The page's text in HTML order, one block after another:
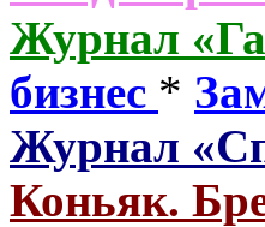
Журнал
бизнес *
Журнал
Коньяк.